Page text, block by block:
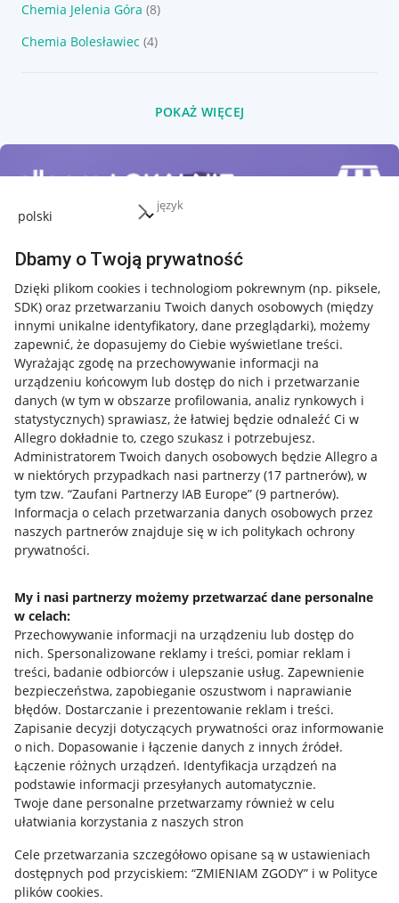
język
Dbamy o Twoją prywatność
Dzięki plikom cookies i technologiom pokrewnym (np. piksele,
SDK) oraz przetwarzaniu Twoich danych osobowych (między
innymi unikalne identyfikatory, dane przeglądarki), możemy
zapewnić, że dopasujemy do Ciebie wyświetlane treści.
Wyrażając zgodę na przechowywanie informacji na
urządzeniu końcowym lub dostęp do nich i przetwarzanie
danych (w tym w obszarze profilowania, analiz rynkowych i
statystycznych) sprawiasz, że łatwiej będzie odnaleźć Ci w
Allegro dokładnie to, czego szukasz i potrzebujesz.
Administratorem Twoich danych osobowych będzie Allegro a
w niektórych przypadkach nasi partnerzy (17 partnerów), w
tym tzw. “Zaufani Partnerzy IAB Europe” (9 partnerów).
Informacja o celach przetwarzania danych osobowych przez
naszych partnerów znajduje się w ich politykach ochrony
prywatności.
My i nasi partnerzy możemy przetwarzać dane personalne
w celach:
Przechowywanie informacji na urządzeniu lub dostęp do
nich. Spersonalizowane reklamy i treści, pomiar reklam i
treści, badanie odbiorców i ulepszanie usług. Zapewnienie
bezpieczeństwa, zapobieganie oszustwom i naprawianie
błędów. Dostarczanie i prezentowanie reklam i treści.
Zapisanie decyzji dotyczących prywatności oraz informowanie
o nich. Dopasowanie i łączenie danych z innych źródeł.
Łączenie różnych urządzeń. Identyfikacja urządzeń na
podstawie informacji przesyłanych automatycznie.
Twoje dane personalne przetwarzamy również w celu
ułatwiania korzystania z naszych stron
Cele przetwarzania szczegółowo opisane są w ustawieniach
dostępnych pod przyciskiem: “ZMIENIAM ZGODY” i w Polityce
plików cookies.
Chemia Jelenia Góra (8)
Chemia Bolesławiec (4)
POKAŻ WIĘCEJ
Przydatne informacje
Jak to działa
Allegro Gadane dla sprzedających
Allegro Gadane dla kupujących
Mapa miejscowości
Informacje prawne
Regulamin
Polityka plików "cookies"
Ustawienia plików "cookies"
Udostępnianie lokalizacji
Informacje dla Aktu o Usługach Cyfrowych